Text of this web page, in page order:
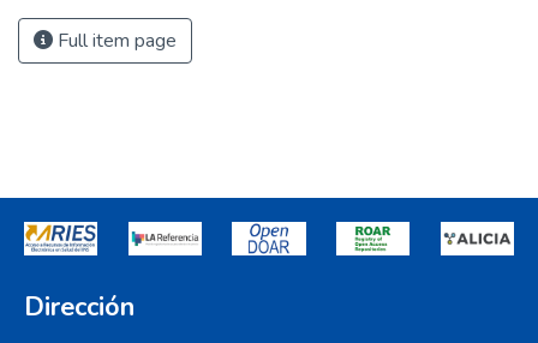
Full item page
Dirección